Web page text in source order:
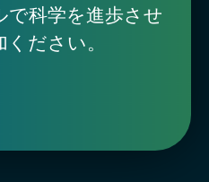
で科学を進歩させ
ださい。